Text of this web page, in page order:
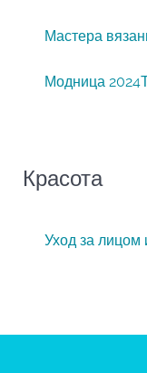
Мастера
Модница 2024
Красота
Уход за лицом